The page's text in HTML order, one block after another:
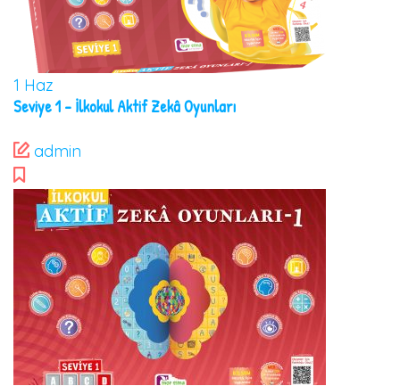
1 Haz
Seviye 1 – İlkokul Aktif Zekâ Oyunları
admin